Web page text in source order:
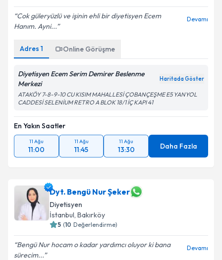
Cok güleryüzlü ve işinin ehli bir diyetisyen Ecem
Hanım. Ayni...
Devamı
Adres 1 Online Görüşme
Diyetisyen Ecem Serim Demirer Beslenme
Merkezi
Haritada Göster
ATAKÖY 7-8-9-10 CU KISIM MAHALLESİ ÇOBANÇEŞME E5 YANYOL
CADDESİ SELENİUM RETRO A BLOK 18/1 İÇ KAPI 41
En Yakın Saatler
11 Ağu
11:00
11 Ağu
11:45
11 Ağu
13:30 Daha Fazla
Dyt. Bengü Nur Şeker
Diyetisyen
İstanbul, Bakırköy
5 (10 Değerlendirme)
Bengü Nur hocam o kadar yardımcı oluyor ki bana
sürecim...
Devamı